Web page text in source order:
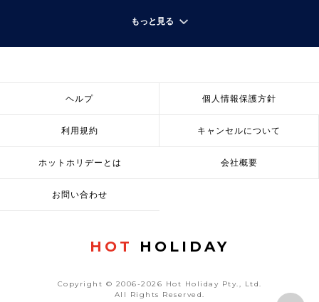
もっと見る
ヘルプ 個人情報保護方針
利用規約 キャンセルについて
ホットホリデーとは 会社概要
お問い合わせ
HOT HOLIDAY
Copyright © 2006-2026 Hot Holiday Pty., Ltd.
All Rights Reserved.